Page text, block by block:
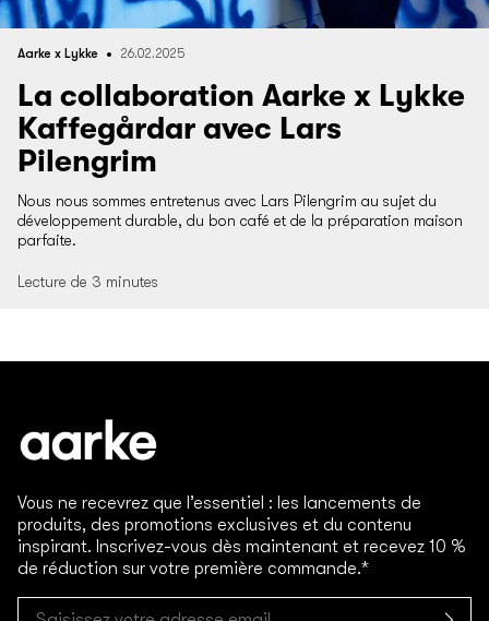
Aarke x Lykke 26.02.2025
La collaboration Aarke x Lykke
Kaffegårdar avec Lars
Pilengrim
Nous nous sommes entretenus avec Lars Pilengrim au sujet du
développement durable, du bon café et de la préparation maison
parfaite.
Lecture de 3 minutes
Vous ne recevrez que l’essentiel : les lancements de
produits, des promotions exclusives et du contenu
inspirant. Inscrivez-vous dès maintenant et recevez 10 %
de réduction sur votre première commande.*